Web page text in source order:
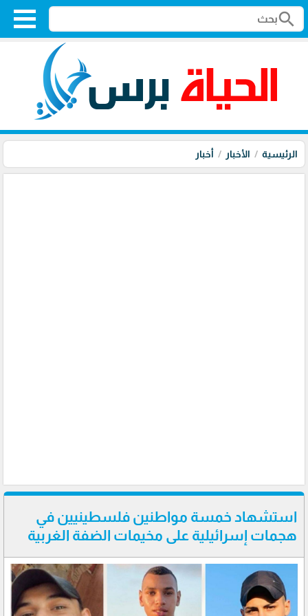
search
الرئيسية الأخبار أخبار
استشهاد خمسة مواطنين فلسطينيين في
هجمات إسرائيلية على مخيمات الضفة الغربية